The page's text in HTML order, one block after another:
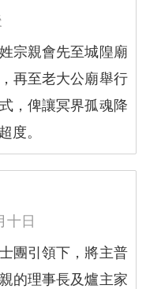
宗親會先至城隍廟
再至老大公廟舉行
，俾讓冥界孤魂降
度。
十日
團引領下，將主普
的理事長及爐主家